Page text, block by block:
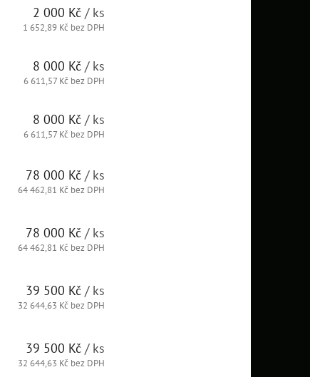
2 000 Kč / ks
1 652,89 Kč bez DPH
8 000 Kč / ks
6 611,57 Kč bez DPH
8 000 Kč / ks
6 611,57 Kč bez DPH
78 000 Kč / ks
64 462,81 Kč bez DPH
78 000 Kč / ks
64 462,81 Kč bez DPH
39 500 Kč / ks
32 644,63 Kč bez DPH
39 500 Kč / ks
32 644,63 Kč bez DPH